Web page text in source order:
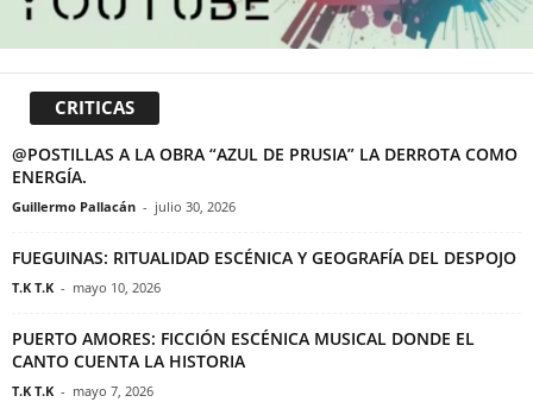
CRITICAS
@POSTILLAS A LA OBRA “AZUL DE PRUSIA” LA DERROTA COMO
ENERGÍA.
Guillermo Pallacán - julio 30, 2026
FUEGUINAS: RITUALIDAD ESCÉNICA Y GEOGRAFÍA DEL DESPOJO
T.K T.K - mayo 10, 2026
PUERTO AMORES: FICCIÓN ESCÉNICA MUSICAL DONDE EL
CANTO CUENTA LA HISTORIA
T.K T.K - mayo 7, 2026